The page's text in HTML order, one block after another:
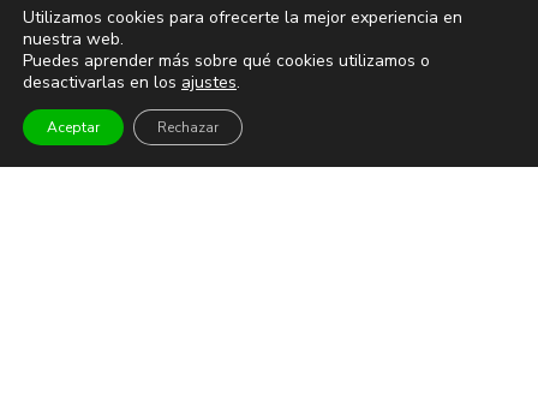
Infantil y familiar
Magia
TEATRO Y DANZA
Utilizamos cookies para ofrecerte la mejor experiencia en
nuestra web.
Puedes aprender más sobre qué cookies utilizamos o
desactivarlas en los ajustes.
Aceptar Rechazar